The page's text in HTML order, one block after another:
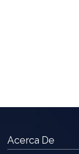
Acerca De